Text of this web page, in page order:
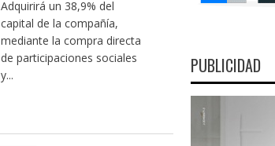
Adquirirá un 38,9% del
capital de la compañía,
mediante la compra directa
de participaciones sociales
y...
PUBLICIDAD